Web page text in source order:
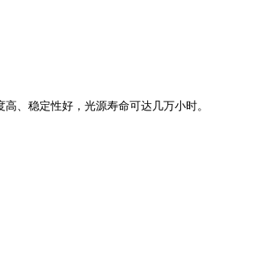
、稳定性好，光源寿命可达几万小时。